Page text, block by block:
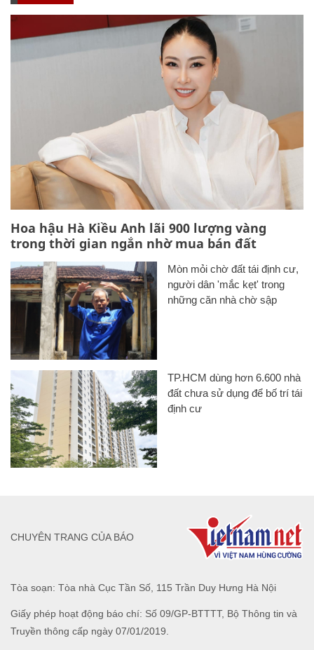
Hoa hậu Hà Kiều Anh lãi 900 lượng vàng
trong thời gian ngắn nhờ mua bán đất
Mòn mỏi chờ đất tái định cư,
người dân 'mắc kẹt' trong
những căn nhà chờ sập
TP.HCM dùng hơn 6.600 nhà
đất chưa sử dụng để bố trí tái
định cư
Tòa soạn: Tòa nhà Cục Tần Số, 115 Trần Duy Hưng Hà Nội
Giấy phép hoạt động báo chí: Số 09/GP-BTTTT, Bộ Thông tin và
Truyền thông cấp ngày 07/01/2019.
CHUYÊN TRANG CỦA BÁO